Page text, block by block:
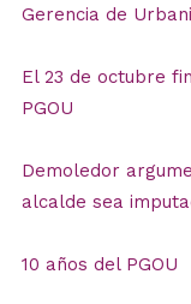
Gerencia de
El 23 de octubre
PGOU
Demoledor
alcalde sea
10 años del PGOU